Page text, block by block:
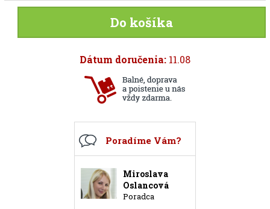
Do košíka
Dátum doručenia: 11.08
Poradíme Vám?
Miroslava
Oslancová
Poradca